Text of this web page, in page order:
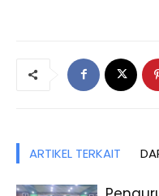
ARTIKEL TERKAIT